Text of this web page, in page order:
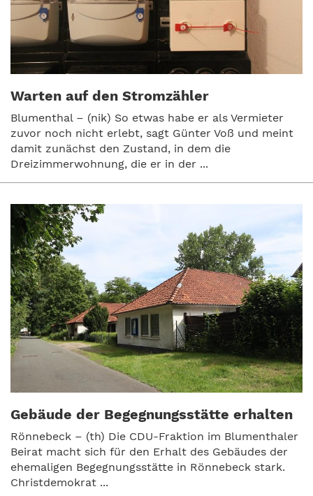
Warten auf den Stromzähler
Blumenthal – (nik) So etwas habe er als Vermieter
zuvor noch nicht erlebt, sagt Günter Voß und meint
damit zunächst den Zustand, in dem die
Dreizimmerwohnung, die er in der ...
Gebäude der Begegnungsstätte erhalten
Rönnebeck – (th) Die CDU-Fraktion im Blumenthaler
Beirat macht sich für den Erhalt des Gebäudes der
ehemaligen Begegnungsstätte in Rönnebeck stark.
Christdemokrat ...